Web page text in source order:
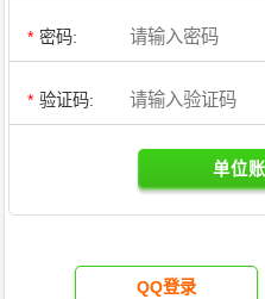
* 密码:
* 验证码:
单位
QQ登录